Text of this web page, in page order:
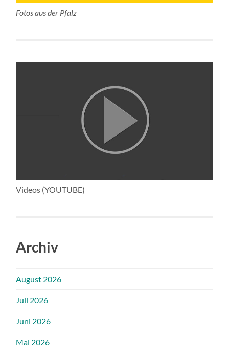
Fotos aus der Pfalz
Videos (YOUTUBE)
Archiv
August 2026
Juli 2026
Juni 2026
Mai 2026